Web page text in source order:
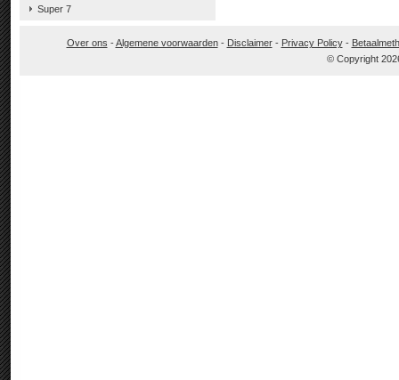
Super 7
Over ons -Algemene voorwaarden- Disclaimer- Privacy Policy-
© Copyright